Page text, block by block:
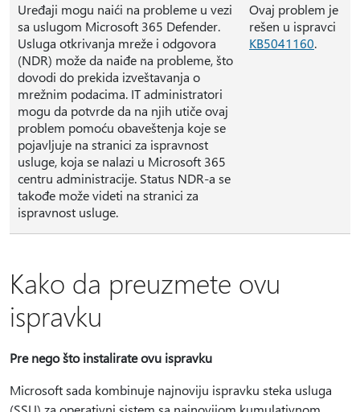
Uređaji mogu naići na probleme u vezi
sa uslugom Microsoft 365 Defender.
Usluga otkrivanja mreže i odgovora
(NDR) može da naiđe na probleme, što
dovodi do prekida izveštavanja o
mrežnim podacima. IT administratori
mogu da potvrde da na njih utiče ovaj
problem pomoću obaveštenja koje se
pojavljuje na stranici za ispravnost
usluge, koja se nalazi u Microsoft 365
centru administracije. Status NDR-a se
takođe može videti na stranici za
ispravnost usluge.
Ovaj problem je
rešen u ispravci
KB5041160.
Kako da preuzmete ovu
ispravku
Pre nego što instalirate ovu ispravku
Microsoft sada kombinuje najnoviju ispravku steka usluga